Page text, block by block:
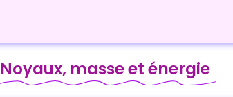
Noyaux, masse et énergie